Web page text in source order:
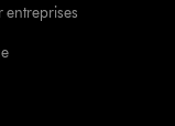
entreprises